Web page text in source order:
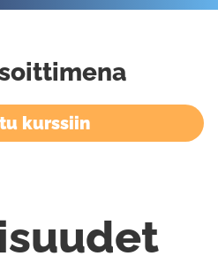
kurssiin